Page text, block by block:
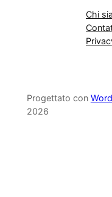
Chi
Progettato con
2026